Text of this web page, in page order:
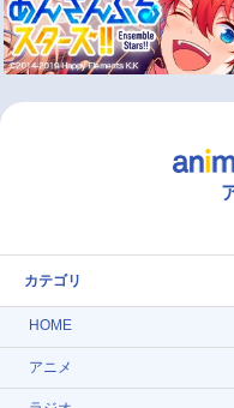
カテゴリ
HOME
アニメ